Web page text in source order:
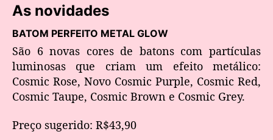
As novidades
BATOM PERFEITO METAL GLOW
São 6 novas cores de batons com partículas
luminosas que criam um efeito metálico:
Cosmic Rose, Novo Cosmic Purple, Cosmic Red,
Cosmic Taupe, Cosmic Brown e Cosmic Grey.
Preço sugerido: R$43,90